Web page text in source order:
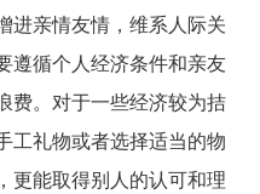
进亲情友情，维系人际关
遵循个人经济条件和亲友
费。对于一些经济较为拮
工礼物或者选择适当的物
更能取得别人的认可和理